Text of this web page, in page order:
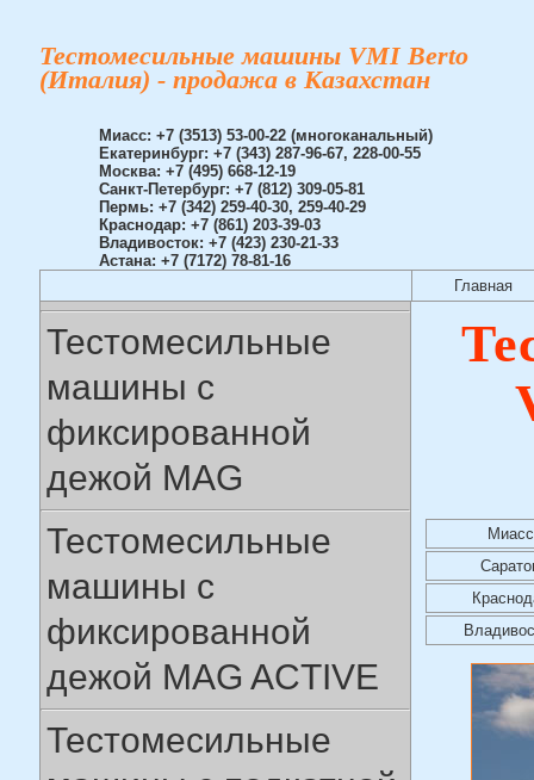
Тестомесильные машины VMI Berto
(Италия) - продажа в Казахстан
Миасс: +7 (3513) 53-00-22 (многоканальный)
Екатеринбург: +7 (343) 287-96-67, 228-00-55
Москва: +7 (495) 668-12-19
Санкт-Петербург: +7 (812) 309-05-81
Пермь: +7 (342) 259-40-30, 259-40-29
Краснодар: +7 (861) 203-39-03
Владивосток: +7 (423) 230-21-33
Астана: +7 (7172) 78-81-16
Главная
Тестомесильные
машины с
фиксированной
дежой MAG
Тестомесильные
машины с
фиксированной
дежой MAG ACTIVE
Тестомесильные
Миасс